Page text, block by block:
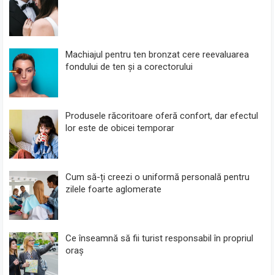
Machiajul pentru ten bronzat cere reevaluarea
fondului de ten și a corectorului
Produsele răcoritoare oferă confort, dar efectul
lor este de obicei temporar
Cum să-ți creezi o uniformă personală pentru
zilele foarte aglomerate
Ce înseamnă să fii turist responsabil în propriul
oraș